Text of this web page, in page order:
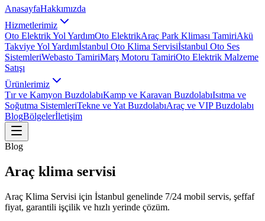
AnasayfaHakkımızda
Hizmetlerimiz
Oto Elektrik Yol YardımOto ElektrikAraç Park Kliması TamiriAkü
Takviye Yol Yardımİstanbul Oto Klima Servisiİstanbul Oto Ses
SistemleriWebasto TamiriMarş Motoru TamiriOto Elektrik Malzeme
Satışı
Ürünlerimiz
Tır ve Kamyon BuzdolabıKamp ve Karavan BuzdolabıIsıtma ve
Soğutma SistemleriTekne ve Yat BuzdolabıAraç ve VIP Buzdolabı
BlogBölgelerİletişim
Blog
Araç klima servisi
Araç Klima Servisi için İstanbul genelinde 7/24 mobil servis, şeffaf
fiyat, garantili işçilik ve hızlı yerinde çözüm.